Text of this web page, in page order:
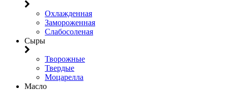
Охлажденная
Замороженная
Слабосоленая
Сыры
Творожные
Твердые
Моцарелла
Масло